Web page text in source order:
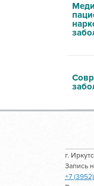
г.
Запись
+7